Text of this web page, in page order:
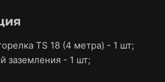
TS 18 (4 метра) - 1 шт;
заземления - 1 шт;